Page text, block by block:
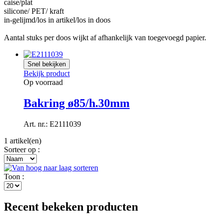
caise/plat
silicone/ PET/ kraft
in-gelijmd/los in artikel/los in doos
Aantal stuks per doos wijkt af afhankelijk van toegevoegd papier.
Snel bekijken
Bekijk product
Op voorraad
Bakring ø85/h.30mm
Art. nr.: E2111039
1 artikel(en)
Sorteer op :
Toon :
Recent bekeken producten